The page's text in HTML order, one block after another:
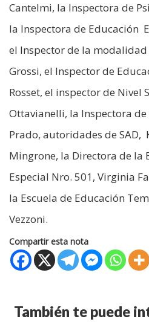
Cantelmi, la Inspectora de
la Inspectora de Educación
el Inspector de la
Grossi, el Inspector de
Rosset, el inspector de Nivel
Ottavianelli, la Inspectora
Prado, autoridades de
Mingrone, la Directora de la
Especial Nro. 501, Virginia
la Escuela de Educación
Vezzoni.
Compartir esta nota
También te puede